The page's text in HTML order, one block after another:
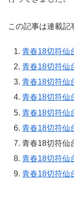
この記事は連載記
青春18切符仙
青春18切符仙
青春18切符仙
青春18切符仙
青春18切符仙
青春18切符仙
青春18切符仙
青春18切符仙
青春18切符仙